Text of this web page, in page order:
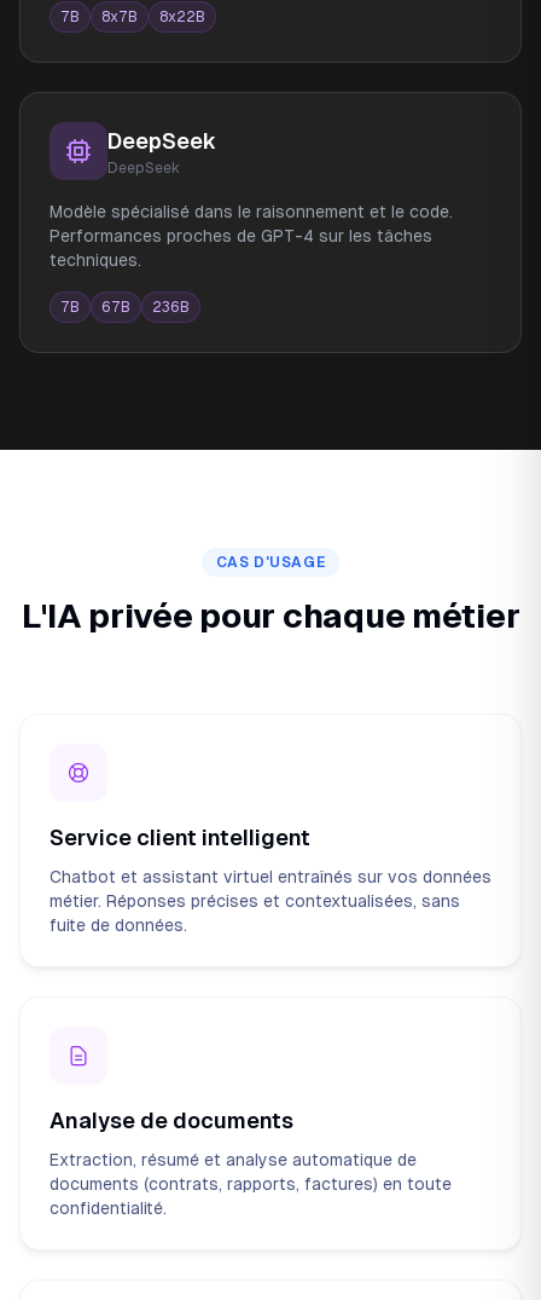
7B 8x7B 8x22B
DeepSeek
DeepSeek
Modèle spécialisé dans le raisonnement et le code.
Performances proches de GPT-4 sur les tâches
techniques.
7B 67B 236B
CAS D'USAGE
L'IA privée pour chaque métier
Service client intelligent
Chatbot et assistant virtuel entraînés sur vos données
métier. Réponses précises et contextualisées, sans
fuite de données.
Analyse de documents
Extraction, résumé et analyse automatique de
documents (contrats, rapports, factures) en toute
confidentialité.